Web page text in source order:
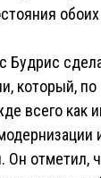
Будрис
который,
всего как
Он отметил,